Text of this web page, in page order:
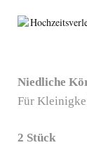
Niedliche
Für
2 Stück